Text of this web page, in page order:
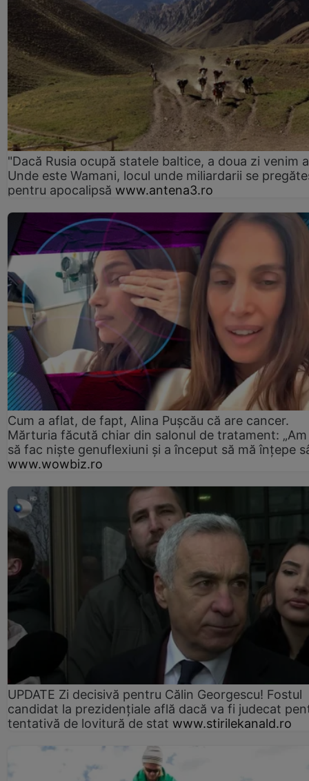
"Dacă Rusia ocupă statele baltice, a doua zi venim
Unde este Wamani, locul unde miliardarii se
pentru apocalipsă www.antena3.ro
Cum a aflat, de fapt, Alina Pușcău că are cancer.
Mărturia făcută chiar din salonul de tratament:
să fac niște genuflexiuni și a început să mă înțepe
www.wowbiz.ro
UPDATE Zi decisivă pentru Călin Georgescu! Fostul
candidat la prezidențiale află dacă va fi judecat
tentativă de lovitură de stat www.stirilekanald.ro